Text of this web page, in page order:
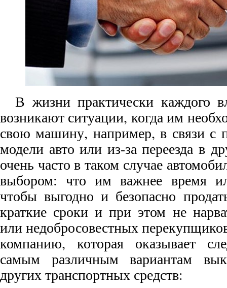
В жизни практически каждого
возникают ситуации, когда им
свою машину, например, в связи с
модели авто или из-за переезда в
очень часто в таком случае
выбором: что им важнее время
чтобы выгодно и безопасно
краткие сроки и при этом не
или недобросовестных
компанию, которая оказывает
самым различным вариантам
других транспортных средств: